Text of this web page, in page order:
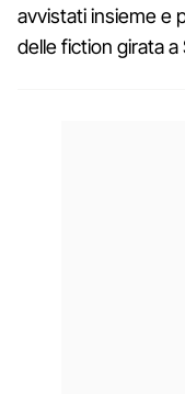
avvistati insieme e
delle fiction girata